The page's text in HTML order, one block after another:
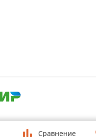
Сравнение